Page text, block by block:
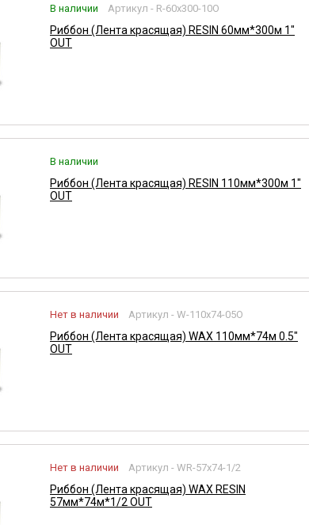
В наличии Артикул - R-60x300-10O
Риббон (Лента красящая) RESIN 60мм*300м 1"
OUT
В наличии
Риббон (Лента красящая) RESIN 110мм*300м 1"
OUT
Нет в наличии Артикул - W-110x74-05O
Риббон (Лента красящая) WAX 110мм*74м 0.5"
OUT
Нет в наличии Артикул - WR-57x74-1/2
Риббон (Лента красящая) WAX RESIN
57мм*74м*1/2 OUT